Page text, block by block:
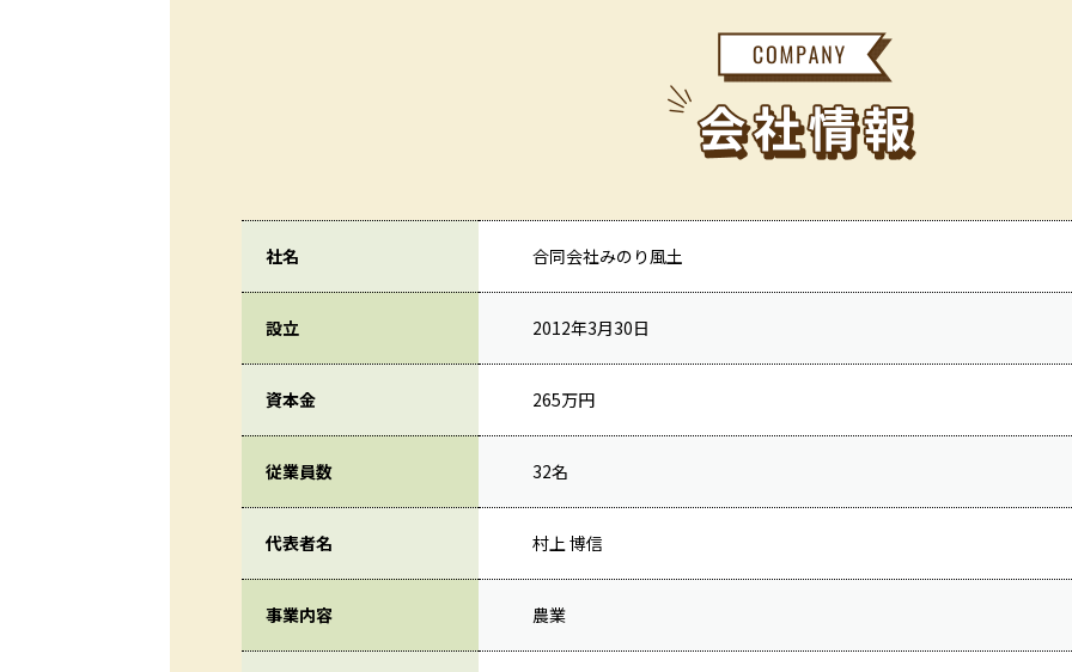
社名 合同会社みのり風土
設立 2012年3月30日
資本金 265万円
従業員数 32名
代表者名 村上 博信
事業内容 農業